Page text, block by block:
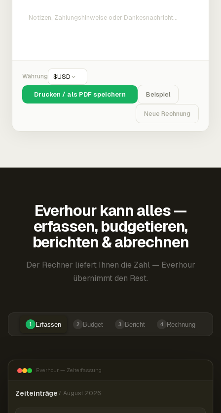
Währung $USD
Drucken / als PDF speichern Beispiel
Neue Rechnung
Everhour kann alles —
erfassen, budgetieren,
berichten & abrechnen
Der Rechner liefert Ihnen die Zahl — Everhour
übernimmt den Rest.
1 Erfassen 2 Budget 3 Bericht 4 Rechnung
Everhour — Zeiterfassung
Zeiteinträge7. August 2026